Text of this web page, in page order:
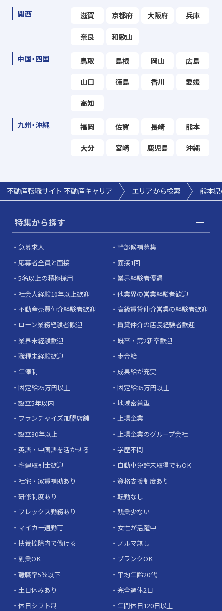
関西 滋賀 京都府 大阪府 兵庫
奈良 和歌山
中国・四国 鳥取 島根 岡山 広島
山口 徳島 香川 愛媛
高知
九州・沖縄 福岡 佐賀 長崎 熊本
大分 宮崎 鹿児島 沖縄
不動産転職サイト 不動産キャリア エリアから検索 熊本
特集から探す
急募求人
幹部候補募集
応募者全員と面接
面接1回
5名以上の積極採用
業界経験者優遇
社会人経験10年以上歓迎
他業界の営業経験者歓迎
不動産売買仲介経験者歓迎
高級賃貸仲介営業の経験者歓迎
ローン業務経験者歓迎
賃貸仲介の店長経験者歓迎
業界未経験歓迎
既卒・第2新卒歓迎
職種未経験歓迎
歩合給
年俸制
成果給が充実
固定給25万円以上
固定給35万円以上
設立5年以内
地域密着型
フランチャイズ加盟店舗
上場企業
設立30年以上
上場企業のグループ会社
英語・中国語を活かせる
学歴不問
宅建取引士歓迎
自動車免許未取得でもOK
社宅・家賃補助あり
資格支援制度あり
研修制度あり
転勤なし
フレックス勤務あり
残業少ない
マイカー通勤可
女性が活躍中
扶養控除内で働ける
ノルマ無し
副業OK
ブランクOK
離職率5％以下
平均年齢20代
土日休みあり
完全週休2日
休日シフト制
年間休日120日以上